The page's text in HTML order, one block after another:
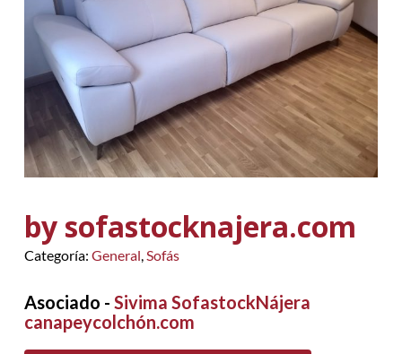
by sofastocknajera.com
Categoría: General Sofás
Asociado - Sivima SofastockNájera
canapeycolchón.com